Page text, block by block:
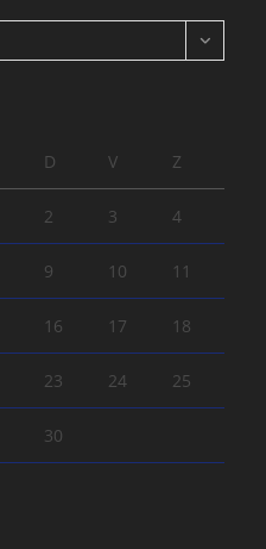
D V Z
2 3 4
9 10 11
16 17 18
23 24 25
30